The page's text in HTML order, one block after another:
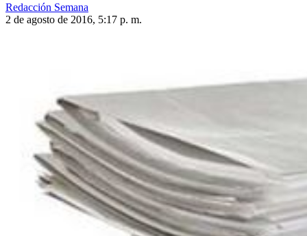
Redacción Semana
2 de agosto de 2016, 5:17 p. m.